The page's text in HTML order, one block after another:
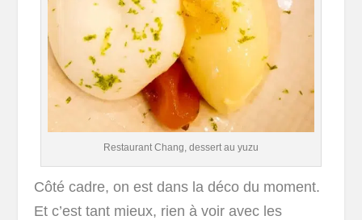
Restaurant Chang, dessert au yuzu
Côté cadre, on est dans la déco du moment.
Et c’est tant mieux, rien à voir avec les